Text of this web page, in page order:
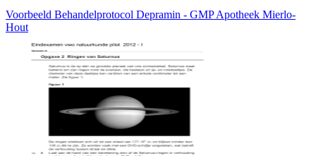
Voorbeeld Behandelprotocol Depramin - GMP Apotheek Mierlo-
Hout